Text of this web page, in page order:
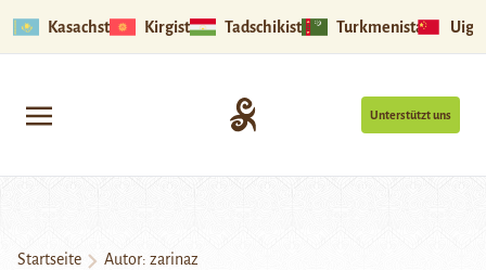
Kasachstan Kirgistan Tadschikistan Turkmenistan
Unterstützt uns
Startseite Autor: zarinaz